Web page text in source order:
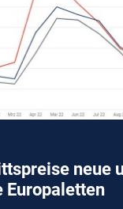
neue
Europaletten